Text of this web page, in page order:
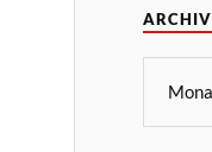
ARCHIV